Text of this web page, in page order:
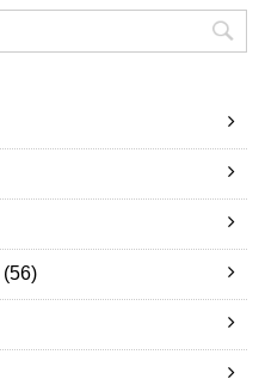
(56)